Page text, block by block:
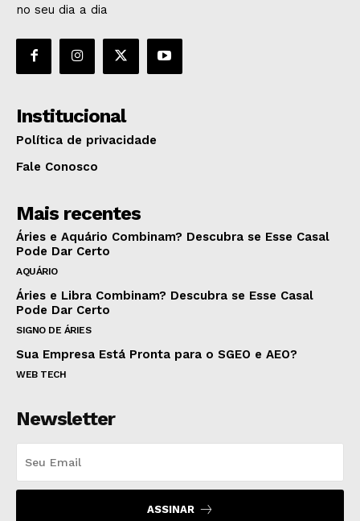
no seu dia a dia
Institucional
Política de privacidade
Fale Conosco
Mais recentes
Áries e Aquário Combinam? Descubra se Esse Casal
Pode Dar Certo
AQUÁRIO
Áries e Libra Combinam? Descubra se Esse Casal
Pode Dar Certo
SIGNO DE ÁRIES
Sua Empresa Está Pronta para o SGEO e AEO?
WEB TECH
Newsletter
ASSINAR